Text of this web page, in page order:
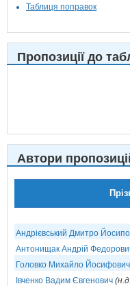
Таблиця поправок
Пропозиції до
Автори
Андрієвський Дмитро
Антонищак Андрій
Головко Михайло Йосифович
Івченко Вадим Євгенович